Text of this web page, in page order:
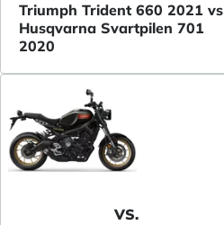
Triumph Trident 660 2021 vs
Husqvarna Svartpilen 701
2020
VS.